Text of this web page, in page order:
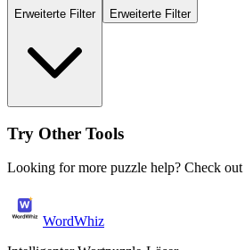
Erweiterte Filter Erweiterte Filter
Try Other Tools
Looking for more puzzle help? Check out
WordWhiz